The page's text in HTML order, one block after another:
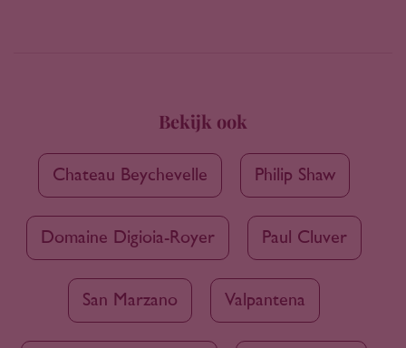
Bekijk ook
Chateau Beychevelle Philip Shaw
Domaine Digioia-Royer Paul Cluver
San Marzano Valpantena